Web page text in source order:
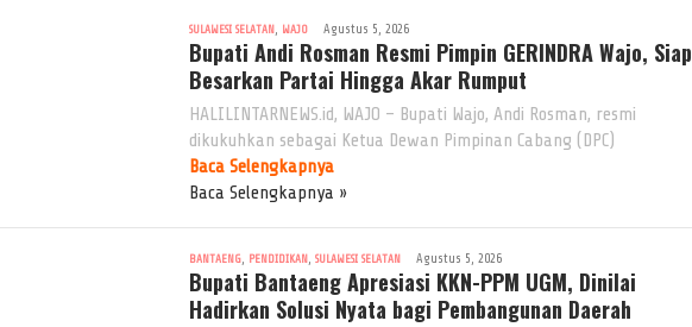
SULAWESI SELATAN, WAJO Agustus 5, 2026
Bupati Andi Rosman Resmi Pimpin GERINDRA Wajo, Siap
Besarkan Partai Hingga Akar Rumput
HALILINTARNEWS.id, WAJO – Bupati Wajo, Andi Rosman, resmi
dikukuhkan sebagai Ketua Dewan Pimpinan Cabang (DPC)
Baca Selengkapnya
Baca Selengkapnya »
BANTAENG, PENDIDIKAN, SULAWESI SELATAN Agustus 5, 2026
Bupati Bantaeng Apresiasi KKN-PPM UGM, Dinilai
Hadirkan Solusi Nyata bagi Pembangunan Daerah